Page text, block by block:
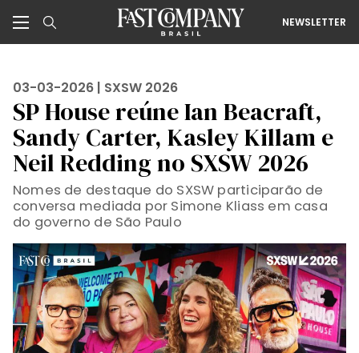
NEWSLETTER
03-03-2026 | SXSW 2026
SP House reúne Ian Beacraft,
Sandy Carter, Kasley Killam e
Neil Redding no SXSW 2026
Nomes de destaque do SXSW participarão de
conversa mediada por Simone Kliass em casa
do governo de São Paulo